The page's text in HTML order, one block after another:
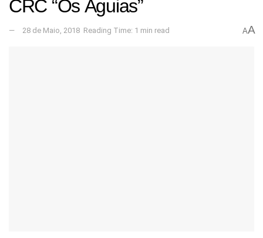
CRC “Os Águias”
28 de Maio, 2018 Reading Time: 1 min read AA